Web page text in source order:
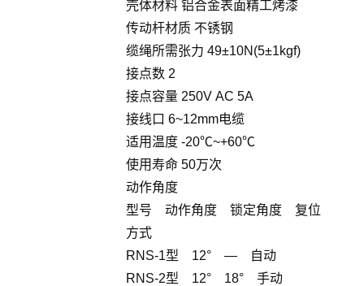
壳体材料 铝合金表面精工烤漆
传动杆材质 不锈钢
缆绳所需张力 49±10N(5±1kgf)
接点数 2
接点容量 250V AC 5A
接线口 6~12mm电缆
适用温度 -20℃~+60℃
使用寿命 50万次
动作角度
型号 动作角度 锁定角度 复位
方式
RNS-1型 12° — 自动
RNS-2型 12° 18° 手动